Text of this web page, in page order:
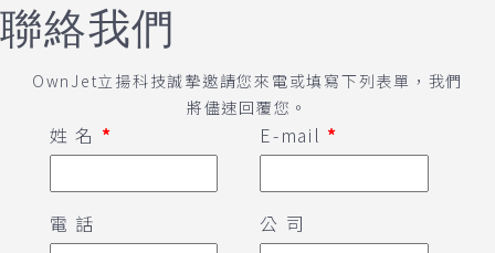
聯絡我們
OwnJet立揚科技誠摯邀請您來電或填寫下列表單，我們
將儘速回覆您。
姓 名 *
電 話
E-mail *
公 司